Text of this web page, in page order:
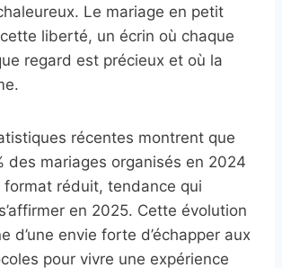
Le mariage en petit
liberté, un écrin où chaque
regard est précieux et où la
récentes montrent que
des mariages organisés en 2024
format réduit, tendance qui
en 2025. Cette évolution
d’une envie forte d’échapper aux
pour vivre une expérience